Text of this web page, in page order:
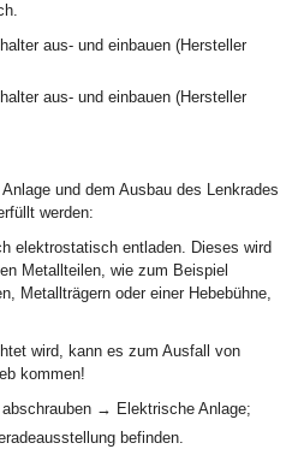
aus- und einbauen (Hersteller
aus- und einbauen (Hersteller
und dem Ausbau des Lenkrades
werden:
elektrostatisch entladen. Dieses wird
Metallteilen, wie zum Beispiel
Metallträgern oder einer Hebebühne,
wird, kann es zum Ausfall von
kommen!
→ Elektrische Anlage;
befinden.